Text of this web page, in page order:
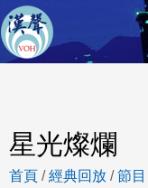
星光燦爛
首頁 /經典回放 /節目